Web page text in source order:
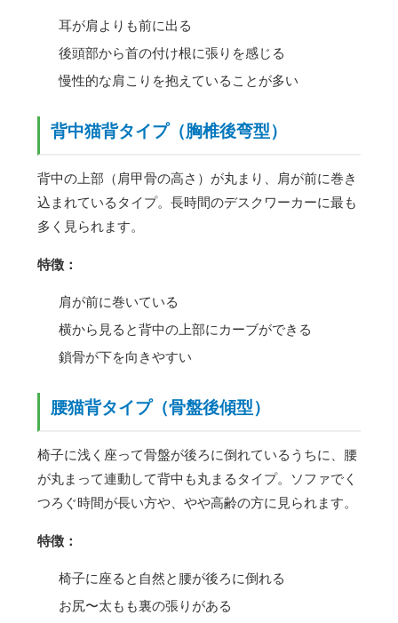
耳が肩よりも前に出る
後頭部から首の付け根に張りを感じる
慢性的な肩こりを抱えていることが多い
背中猫背タイプ（胸椎後弯型）
背中の上部（肩甲骨の高さ）が丸まり、肩が前に巻き
込まれているタイプ。長時間のデスクワーカーに最も
多く見られます。
特徴：
肩が前に巻いている
横から見ると背中の上部にカーブができる
鎖骨が下を向きやすい
腰猫背タイプ（骨盤後傾型）
椅子に浅く座って骨盤が後ろに倒れているうちに、腰
が丸まって連動して背中も丸まるタイプ。ソファでく
つろぐ時間が長い方や、やや高齢の方に見られます。
特徴：
椅子に座ると自然と腰が後ろに倒れる
お尻〜太もも裏の張りがある